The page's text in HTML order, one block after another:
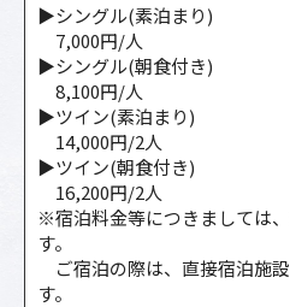
▶シングル(素泊まり)
7,000円/人
▶シングル(朝食付き)
8,100円/人
▶ツイン(素泊まり)
14,000円/2人
▶ツイン(朝食付き)
16,200円/2人
※宿泊料金等につきましては
す。
ご宿泊の際は、直接宿泊施
す。